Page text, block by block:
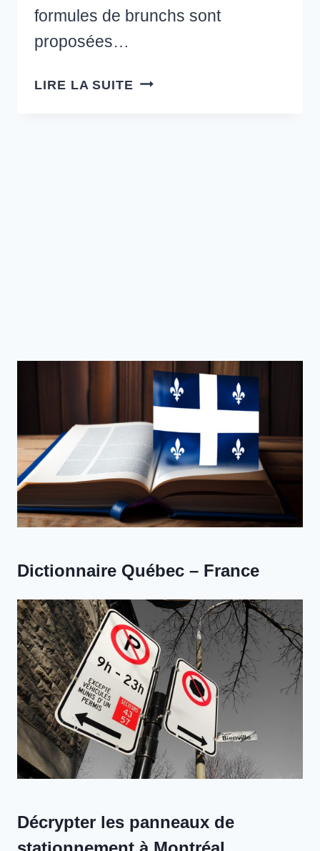
formules de brunchs sont
proposées…
LIRE LA SUITE ENGAUFREZ-
Dictionnaire Québec – France
Décrypter les panneaux de